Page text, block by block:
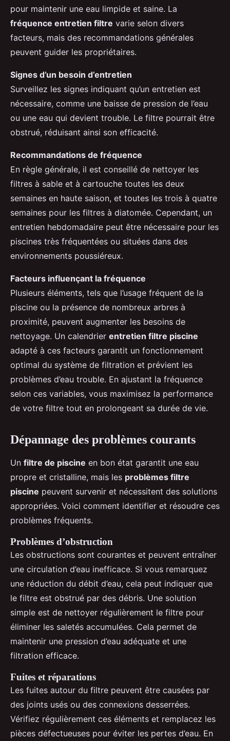
pour maintenir une eau limpide et saine. La
fréquence entretien filtre varie selon divers
facteurs, mais des recommandations générales
peuvent guider les propriétaires.
Signes d’un besoin d’entretien
Surveillez les signes indiquant qu’un entretien est
nécessaire, comme une baisse de pression de l’eau
ou une eau qui devient trouble. Le filtre pourrait être
obstrué, réduisant ainsi son efficacité.
Recommandations de fréquence
En règle générale, il est conseillé de nettoyer les
filtres à sable et à cartouche toutes les deux
semaines en haute saison, et toutes les trois à quatre
semaines pour les filtres à diatomée. Cependant, un
entretien hebdomadaire peut être nécessaire pour les
piscines très fréquentées ou situées dans des
environnements poussiéreux.
Facteurs influençant la fréquence
Plusieurs éléments, tels que l’usage fréquent de la
piscine ou la présence de nombreux arbres à
proximité, peuvent augmenter les besoins de
nettoyage. Un calendrier entretien filtre piscine
adapté à ces facteurs garantit un fonctionnement
optimal du système de filtration et prévient les
problèmes d’eau trouble. En ajustant la fréquence
selon ces variables, vous maximisez la performance
de votre filtre tout en prolongeant sa durée de vie.
Dépannage des problèmes courants
Un filtre de piscine en bon état garantit une eau
propre et cristalline, mais les problèmes filtre
piscine peuvent survenir et nécessitent des solutions
appropriées. Voici comment identifier et résoudre ces
problèmes fréquents.
Problèmes d’obstruction
Les obstructions sont courantes et peuvent entraîner
une circulation d’eau inefficace. Si vous remarquez
une réduction du débit d’eau, cela peut indiquer que
le filtre est obstrué par des débris. Une solution
simple est de nettoyer régulièrement le filtre pour
éliminer les saletés accumulées. Cela permet de
maintenir une pression d’eau adéquate et une
filtration efficace.
Fuites et réparations
Les fuites autour du filtre peuvent être causées par
des joints usés ou des connexions desserrées.
Vérifiez régulièrement ces éléments et remplacez les
pièces défectueuses pour éviter les pertes d’eau. En